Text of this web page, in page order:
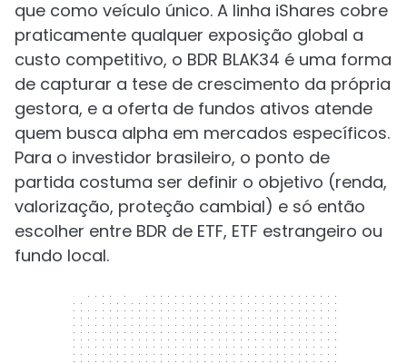
que como veículo único. A linha iShares cobre
praticamente qualquer exposição global a
custo competitivo, o BDR BLAK34 é uma forma
de capturar a tese de crescimento da própria
gestora, e a oferta de fundos ativos atende
quem busca alpha em mercados específicos.
Para o investidor brasileiro, o ponto de
partida costuma ser definir o objetivo (renda,
valorização, proteção cambial) e só então
escolher entre BDR de ETF, ETF estrangeiro ou
fundo local.
300 x 250